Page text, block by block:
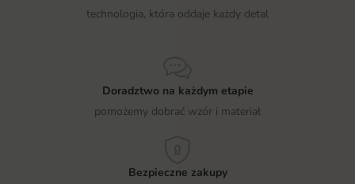
technologia, która oddaje każdy detal
Doradztwo na każdym etapie
pomożemy dobrać wzór i materiał
Bezpieczne zakupy